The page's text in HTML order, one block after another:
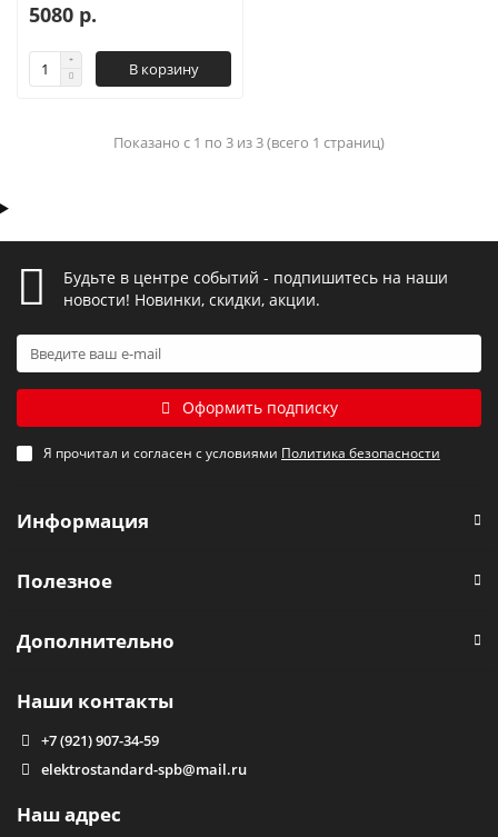
5080 р.
В корзину
Показано с 1 по 3 из 3 (всего 1 страниц)
Будьте в центре событий - подпишитесь на наши
новости! Новинки, скидки, акции.
Оформить подписку
Я прочитал и согласен с условиями Политика безопасности
Информация
Полезное
Дополнительно
Наши контакты
+7 (921) 907-34-59
elektrostandard-spb@mail.ru
Наш адрес